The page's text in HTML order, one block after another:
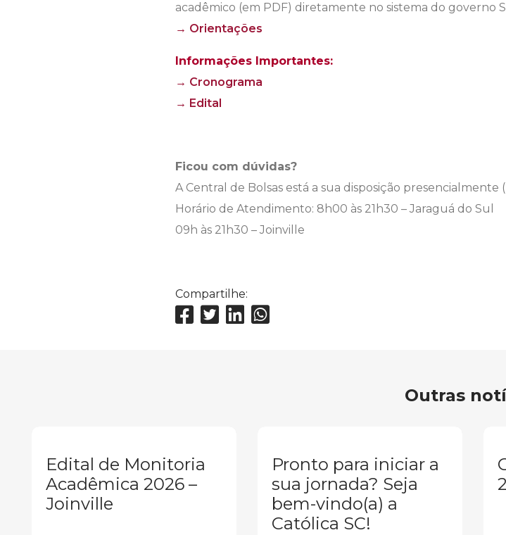
acadêmico (em PDF) diretamente no sistema do governo
→ Orientações
Informações Importantes:
→ Cronograma
→ Edital
Ficou com dúvidas?
A Central de Bolsas está a sua disposição
Horário de Atendimento: 8h00 às 21h30 – Jaraguá do Sul
09h às 21h30 – Joinville
Compartilhe:
Outras
Edital de Monitoria
Acadêmica 2026 –
Joinville
Pronto para iniciar a
sua jornada? Seja
bem-vindo(a) a
Católica SC!